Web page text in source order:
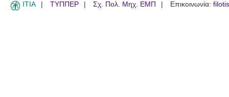
ITIA ΤΥΠΠΕΡ Σχ. Πολ. Μηχ. ΕΜΠ Επικοινωνία: